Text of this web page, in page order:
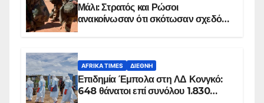
Μάλι: Στρατός και Ρώσοι
ανακοίνωσαν ότι σκότωσαν σχεδόν
AFRIKA TIMES ΔΙΕΘΝΉ
Επιδημία Έμπολα στη ΛΔ Κονγκό:
648 θάνατοι επί συνόλου 1.830